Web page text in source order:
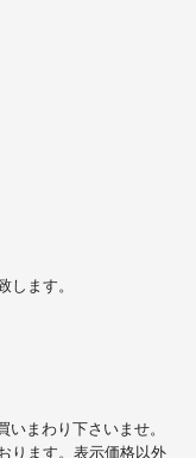
します。
まわり下さいませ。
ります。表示価格以外